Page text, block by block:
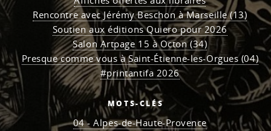
Rencontre avec Jérémy Beschon à Marseille (13)
Soutien aux éditions Quiero pour 2026
Salon Artpage 15 à Octon (34)
Presque comme vous à Saint-Étienne-les-Orgues (04)
#printantifa 2026
MOTS-CLÉS
04 - Alpes-de-Haute-Provence